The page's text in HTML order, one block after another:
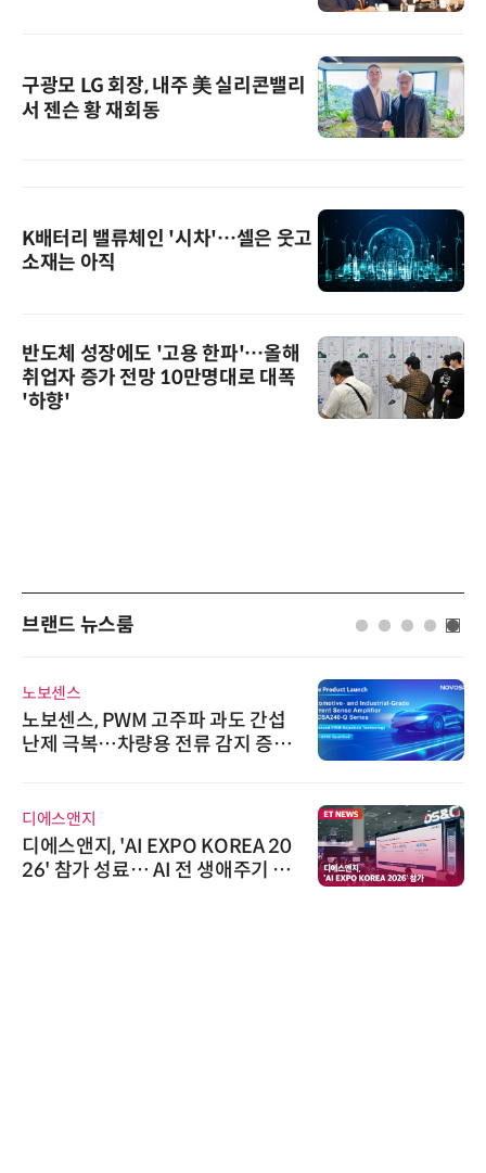
구광모 LG 회장, 내주 美 실리콘밸리
서 젠슨 황 재회동
K배터리 밸류체인 '시차'…셀은 웃고
소재는 아직
반도체 성장에도 '고용 한파'…올해
취업자 증가 전망 10만명대로 대폭
'하향'
브랜드 뉴스룸
노보센스
노보센스, PWM 고주파 과도 간섭
난제 극복…차량용 전류 감지 증폭
디에스앤지
디에스앤지, 'AI EXPO KOREA 20
26' 참가 성료… AI 전 생애주기 아